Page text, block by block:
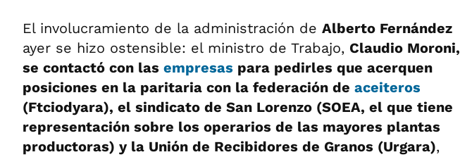
El involucramiento de la administración de Alberto Fernández
ayer se hizo ostensible: el ministro de Trabajo, Claudio Moroni,
se contactó con las empresas para pedirles que acerquen
posiciones en la paritaria con la federación de aceiteros
(Ftciodyara), el sindicato de San Lorenzo (SOEA, el que tiene
representación sobre los operarios de las mayores plantas
productoras) y la Unión de Recibidores de Granos (Urgara),